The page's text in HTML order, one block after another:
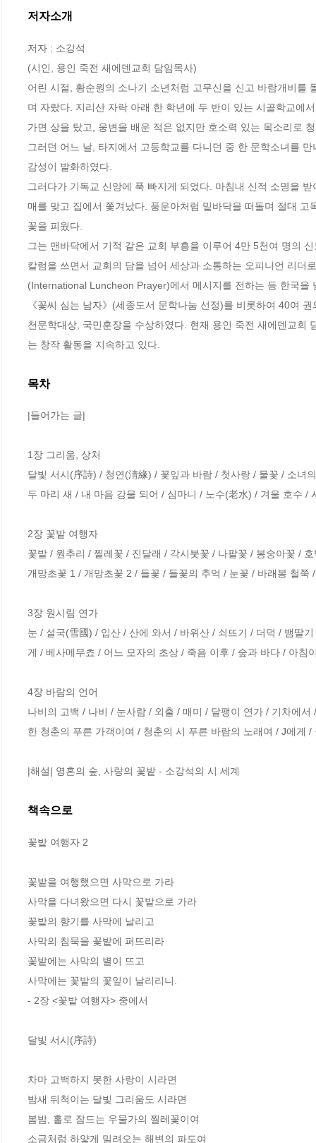
저자소개
저자 : 소강석
(시인, 용인 죽전 새에덴교회 담임목사)
어린 시절, 황순원의 소나기 소년처럼 고무신을 신고 바람개비를
며 자랐다. 지리산 자락 아래 한 학년에 두 반이 있는 시골학교에
가면 상을 탔고, 웅변을 배운 적은 없지만 호소력 있는 목소리로
그러던 어느 날, 타지에서 고등학교를 다니던 중 한 문학소녀를
감성이 발화하였다.
그러다가 기독교 신앙에 푹 빠지게 되었다. 마침내 신적 소명을
매를 맞고 집에서 쫓겨났다. 풍운아처럼 밑바닥을 떠돌며 절대
꽃을 피웠다.
그는 맨바닥에서 기적 같은 교회 부흥을 이루어 4만 5천여 명의
칼럼을 쓰면서 교회의 담을 넘어 세상과 소통하는 오피니언 리더
(International Luncheon Prayer)에서 메시지를 전하는 등 한국을
《꽃씨 심는 남자》(세종도서 문학나눔 선정)를 비롯하여 40여
천문학대상, 국민훈장을 수상하였다. 현재 용인 죽전 새에덴교회
는 창작 활동을 지속하고 있다.
목차
|들어가는 글|
1장 그리움, 상처
달빛 서시(序詩) / 청연(淸緣) / 꽃잎과 바람 / 첫사랑 / 물꽃 / 소녀
두 마리 새 / 내 마음 강물 되어 / 심마니 / 노수(老水) / 겨울 호수 /
2장 꽃밭 여행자
꽃밭 / 원추리 / 찔레꽃 / 진달래 / 각시붓꽃 / 나팔꽃 / 봉숭아꽃 /
개망초꽃 1 / 개망초꽃 2 / 들꽃 / 들꽃의 추억 / 눈꽃 / 바래봉 철
3장 원시림 연가
눈 / 설국(雪國) / 입산 / 산에 와서 / 바위산 / 쇠뜨기 / 더덕 / 뱀딸
게 / 베사메무쵸 / 어느 모자의 초상 / 죽음 이후 / 숲과 바다 / 아침
4장 바람의 언어
나비의 고백 / 나비 / 눈사람 / 외출 / 매미 / 달팽이 연가 / 기차에
한 청춘의 푸른 가객이여 / 청춘의 시 푸른 바람의 노래여 / J에게
|해설| 영혼의 숲, 사랑의 꽃밭 - 소강석의 시 세계
책속으로
꽃밭 여행자 2
꽃밭을 여행했으면 사막으로 가라
사막을 다녀왔으면 다시 꽃밭으로 가라
꽃밭의 향기를 사막에 날리고
사막의 침묵을 꽃밭에 퍼뜨리라
꽃밭에는 사막의 별이 뜨고
사막에는 꽃밭의 꽃잎이 날리리니.
- 2장 <꽃밭 여행자> 중에서
달빛 서시(序詩)
차마 고백하지 못한 사랑이 시라면
밤새 뒤척이는 달빛 그리움도 시라면
봄밤, 홀로 잠드는 우물가의 찔레꽃이여
소금처럼 하얗게 밀려오는 해변의 파도여